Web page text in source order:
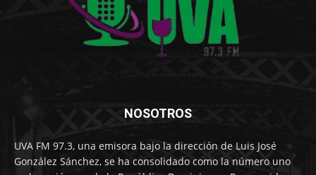
NOSOTROS
UVA FM 97.3, una emisora bajo la dirección de Luis José
González Sánchez, se ha consolidado como la número uno